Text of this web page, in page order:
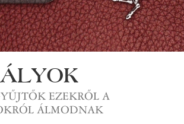
EZEKRŐL A
ÁLMODNAK